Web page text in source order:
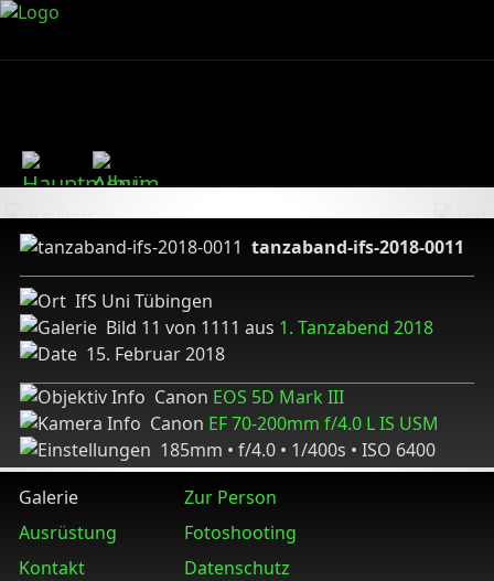
tanzaband-ifs-2018-0011
IfS Uni Tübingen
Bild 11 von 1111 aus 1. Tanzabend 2018
15. Februar 2018
Canon EOS 5D Mark III
Canon EF 70-200mm f/4.0 L IS USM
185mm • f/4.0 • 1/400s • ISO 6400
Galerie
Zur Person
Ausrüstung
Fotoshooting
Kontakt
Datenschutz